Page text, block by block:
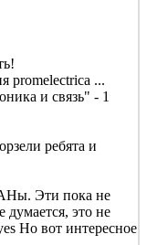
promelectrica ...
и связь" - 1
ребята и
Эти пока не
это не
Но вот интересное